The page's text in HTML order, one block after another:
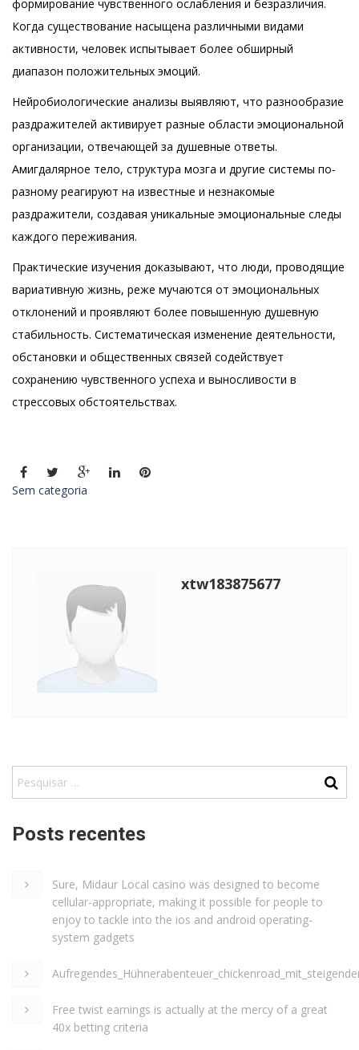
формирование чувственного ослабления и безразличия.
Когда существование насыщена различными видами
активности, человек испытывает более обширный
диапазон положительных эмоций.
Нейробиологические анализы выявляют, что разнообразие
раздражителей активирует разные области эмоциональной
организации, отвечающей за душевные ответы.
Амигдалярное тело, структура мозга и другие системы по-
разному реагируют на известные и незнакомые
раздражители, создавая уникальные эмоциональные следы
каждого переживания.
Практические изучения доказывают, что люди, проводящие
вариативную жизнь, реже мучаются от эмоциональных
отклонений и проявляют более повышенную душевную
стабильность. Систематическая изменение деятельности,
обстановки и общественных связей содействует
сохранению чувственного успеха и выносливости в
стрессовых обстоятельствах.
Sem categoria
xtw183875677
Posts recentes
Sure, Midaur Local casino was designed to become
cellular-appropriate, making it possible for people to
enjoy to tackle into the ios and android operating-
system gadgets
Free twist earnings is actually at the mercy of a great
40x betting criteria